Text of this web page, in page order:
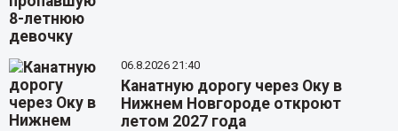
06.8.2026 21:40
Канатную дорогу через Оку в
Нижнем Новгороде откроют
летом 2027 года